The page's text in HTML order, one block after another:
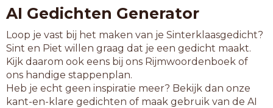
AI Gedichten Generator
Loop je vast bij het maken van je Sinterklaasgedicht?
Sint en Piet willen graag dat je een gedicht maakt.
Kijk daarom ook eens bij ons Rijmwoordenboek of
ons handige stappenplan.
Heb je echt geen inspiratie meer? Bekijk dan onze
kant-en-klare gedichten of maak gebruik van de AI